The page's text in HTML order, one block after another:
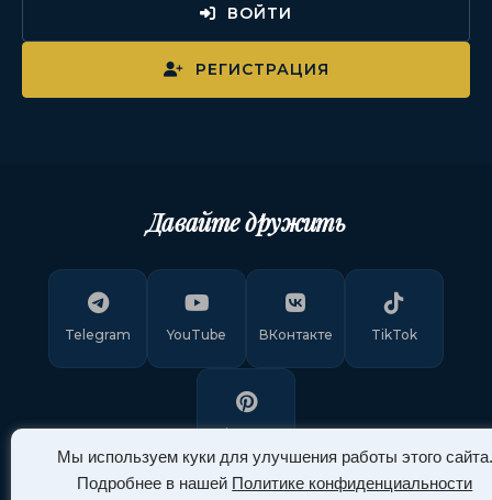
Мы используем куки для улучшения работы этого сайта.
Подробнее в нашей Политике конфиденциальности
ВОЙТИ
РЕГИСТРАЦИЯ
Давайте дружить
Telegram YouTube ВКонтакте TikTok
Pinterest